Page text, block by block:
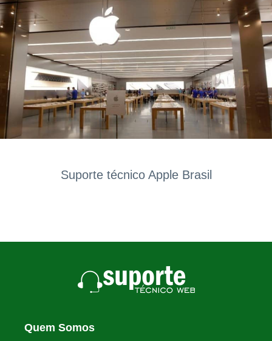
Suporte técnico Apple Brasil
Quem Somos